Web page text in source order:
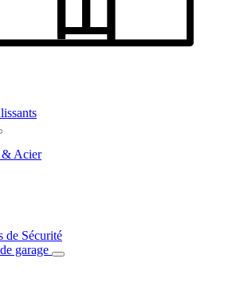
Acier
de Sécurité
garage